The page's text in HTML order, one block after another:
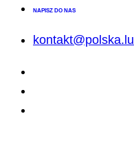
NAPISZ DO NAS
kontakt@polska.lu